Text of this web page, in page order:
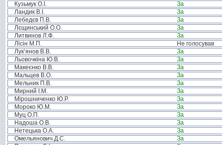
Кузьмук О.І.
За
Ландик В.І.
За
Лебедєв П.В.
За
Лєщинський О.О.
За
Литвинов Л.Ф.
За
Лісін М.П.
Не голосував
Лук’янов В.В.
За
Льовочкіна Ю.В.
За
Макеєнко В.В.
За
Мальцев В.О.
За
Мельник П.В.
За
Мирний І.М.
За
Мірошниченко Ю.Р.
За
Мороко Ю.М.
За
Муц О.П.
За
Надоша О.В.
За
Нетецька О.А.
За
Омельянович Д.С.
За